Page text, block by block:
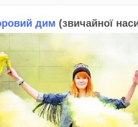
дим (звичайної